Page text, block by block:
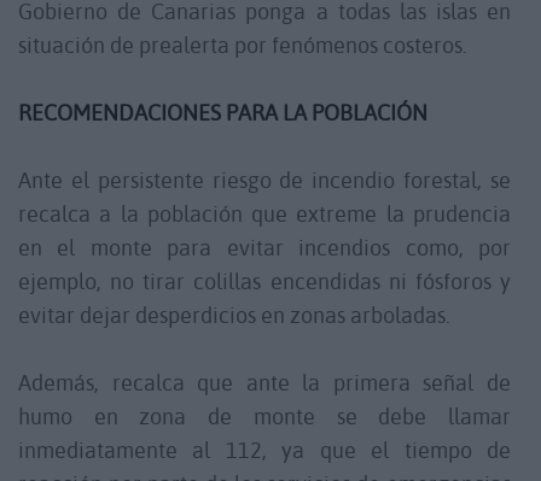
Gobierno de Canarias ponga a todas las islas en
situación de prealerta por fenómenos costeros.
RECOMENDACIONES PARA LA POBLACIÓN
Ante el persistente riesgo de incendio forestal, se
recalca a la población que extreme la prudencia
en el monte para evitar incendios como, por
ejemplo, no tirar colillas encendidas ni fósforos y
evitar dejar desperdicios en zonas arboladas.
Además, recalca que ante la primera señal de
humo en zona de monte se debe llamar
inmediatamente al 112, ya que el tiempo de